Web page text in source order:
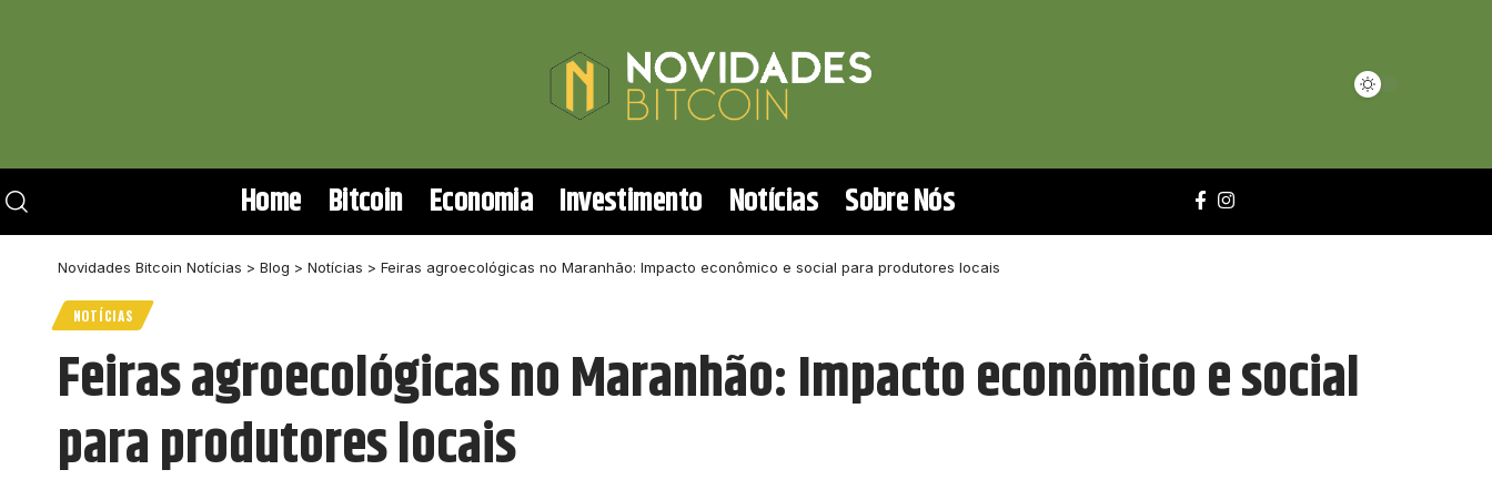
Home Bitcoin Economia Investimento Notícias Sobre Nós
Novidades Bitcoin Notícias > Blog > Notícias > Feiras agroecológicas no Maranhão: Impacto econômico e social para produtores locais
NOTÍCIAS
Feiras agroecológicas no Maranhão: Impacto econômico e social
para produtores locais